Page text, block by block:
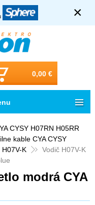
×
0,00 €
CYSY H07RN H05RR
kable CYA CYSY
H07V-K
Vodič H07V-K
modrá CYA